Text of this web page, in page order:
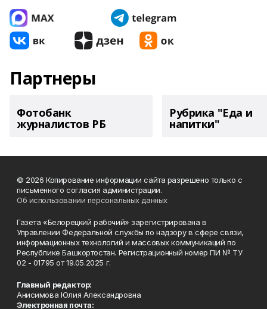
Партнеры
Фотобанк
журналистов РБ
Рубрика "Еда и
напитки"
© 2026 Копирование информации сайта разрешено только с
письменного согласия администрации.
Об использовании персональных данных
Газета «Белорецкий рабочий» зарегистрирована в
Управлении Федеральной службы по надзору в сфере связи,
информационных технологий и массовых коммуникаций по
Республике Башкортостан. Регистрационный номер ПИ № ТУ
02 - 01795 от 19.05.2025 г.
Главный редактор:
Анисимова Юлия Александровна
Электронная почта: